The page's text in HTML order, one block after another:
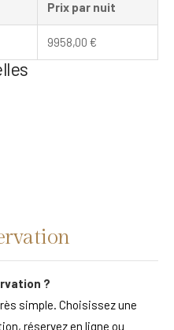
Prix par nuit
9958,00 €
?
simple. Choisissez une
réservez en ligne ou